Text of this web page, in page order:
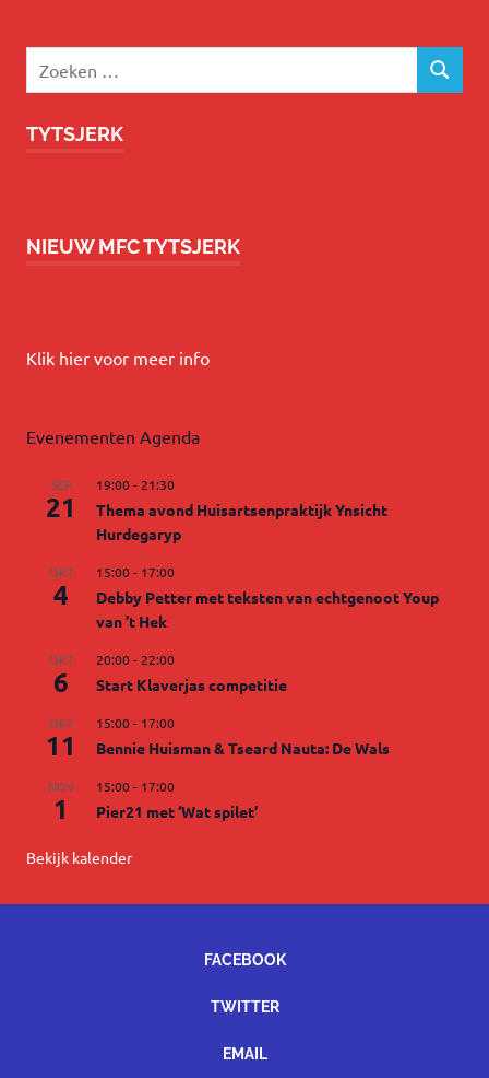
naar:
ZOEKEN
TYTSJERK
NIEUW MFC TYTSJERK
Klik hier voor meer info
Evenementen Agenda
SEP
21
19:00-21:30
Thema avond Huisartsenpraktijk Ynsicht
Hurdegaryp
OKT
4
15:00- 17:00
Debby Petter met teksten van echtgenoot Youp
van ’t Hek
OKT
6
20:00-22:00
Start Klaverjas competitie
OKT
11
15:00- 17:00
Bennie Huisman & Tseard Nauta: De Wals
NOV
1
15:00- 17:00
Pier21 met ‘Wat spilet’
Bekijk kalender
FACEBOOK
TWITTER
EMAIL